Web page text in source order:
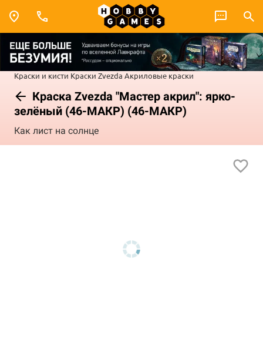
Краски и кисти Краски Zvezda Акриловые краски
Краска Zvezda "Мастер акрил": ярко-
зелёный (46-МАКР) (46-МАКР)
Как лист на солнце